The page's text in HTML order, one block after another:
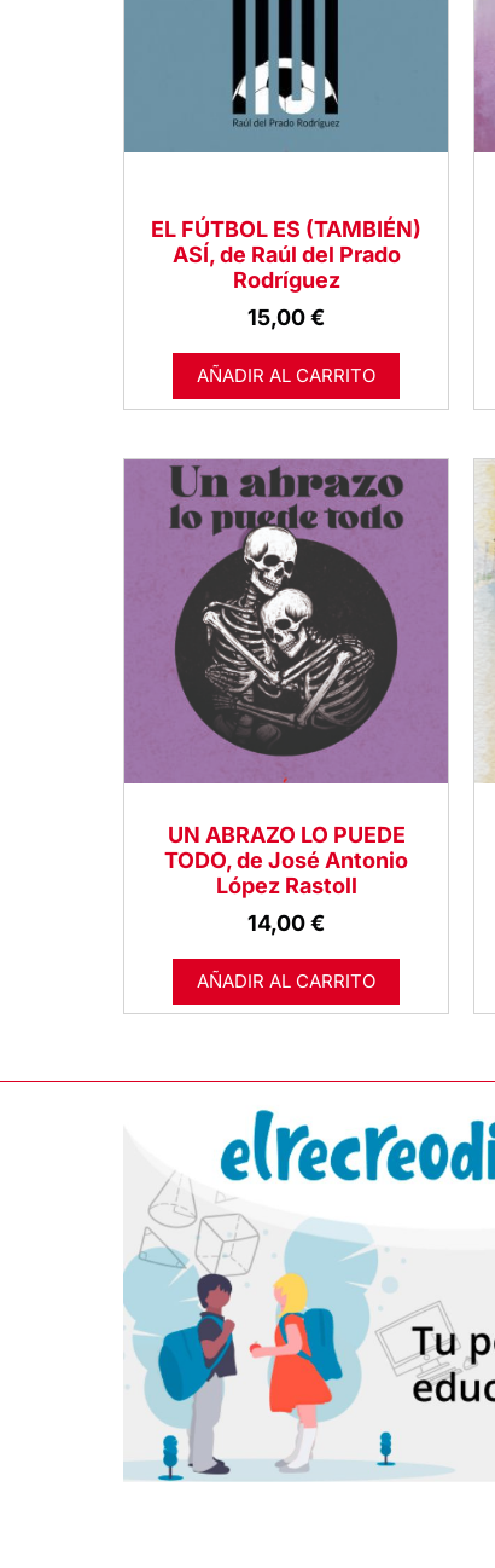
EL FÚTBOL ES (TAMBIÉN)
ASÍ, de Raúl del Prado
Rodríguez
15,00€
AÑADIR AL CARRITO
UN ABRAZO LO PUEDE
TODO, de José Antonio
López Rastoll
14,00€
AÑADIR AL CARRITO